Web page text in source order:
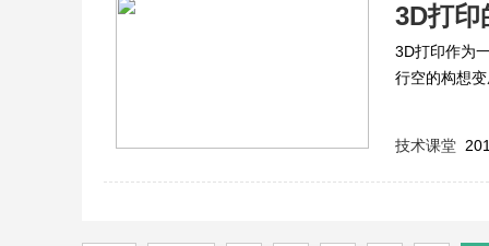
3D打印
3D打印作为
行空的构想
技术课堂